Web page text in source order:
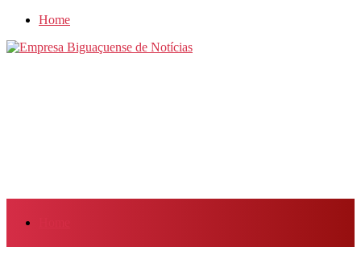
Home